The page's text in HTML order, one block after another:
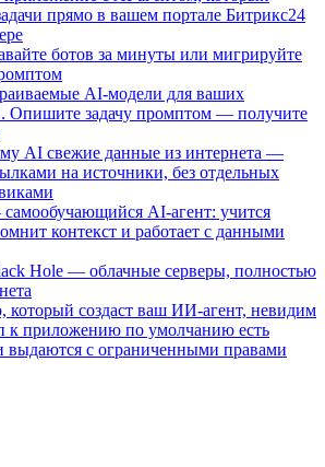
прямо в вашем портале Битрикс24
ботов за минуты или мигрируйте
AI-модели для ваших
Опишите задачу промптом — получите
AI свежие данные из интернета —
на источники, без отдельных
AI-агент: учится
контекст и работает с данными
Hole — облачные серверы, полностью
который создаст ваш ИИ-агент, невидим
к приложению по умолчанию есть
выдаются с ограниченными правами